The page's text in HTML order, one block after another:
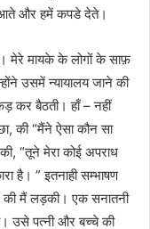
आते और हमें कपडे देते।
मेरे मायके के लोगों के साफ़
उसमें न्यायालय जाने की
कर बैठती। हाँ – नहीं
की “मैंने ऐसा कौन सा
“तूने मेरा कोई अपराध
है। ” इतनाही सम्भाषण
की मैं लड़की। एक सनातनी
उसे पत्नी और बच्चे की